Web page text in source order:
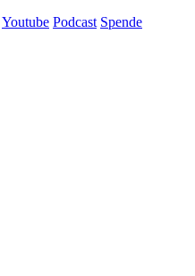
Youtube Podcast Spende